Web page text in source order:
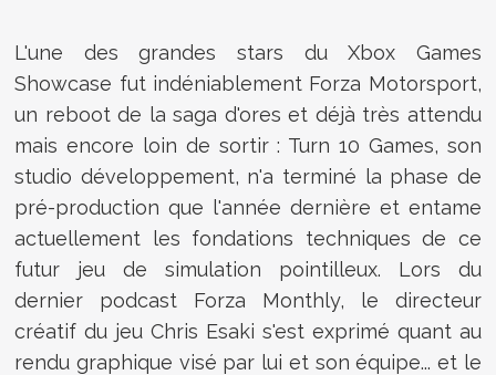
L'une des grandes stars du Xbox Games
Showcase fut indéniablement Forza Motorsport,
un reboot de la saga d'ores et déjà très attendu
mais encore loin de sortir : Turn 10 Games, son
studio développement, n'a terminé la phase de
pré-production que l'année dernière et entame
actuellement les fondations techniques de ce
futur jeu de simulation pointilleux. Lors du
dernier podcast Forza Monthly, le directeur
créatif du jeuChris Esaki s'est exprimé quant au
rendu graphique visé par lui et son équipe... et le